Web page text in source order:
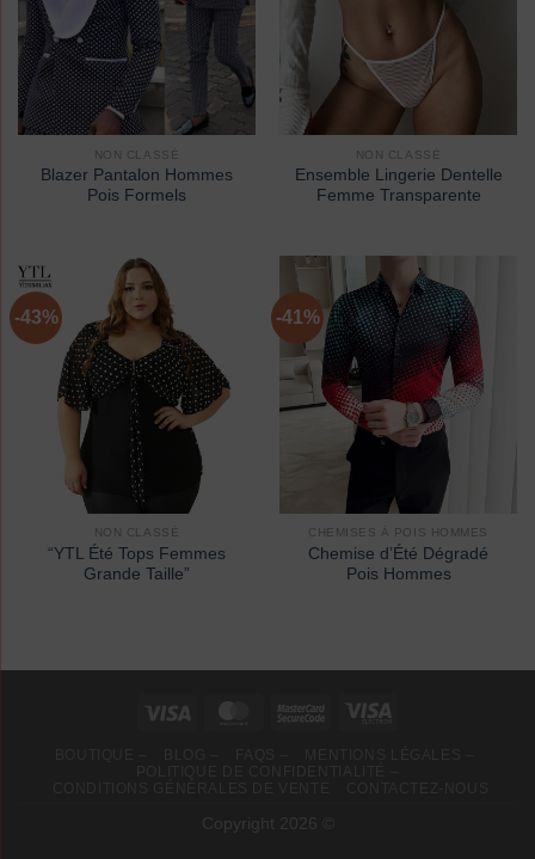
NON CLASSÉ
Blazer Pantalon Hommes
Pois Formels
NON CLASSÉ
Ensemble Lingerie Dentelle
Femme Transparente
-43%
NON CLASSÉ
“YTL Été Tops Femmes
Grande Taille”
-41%
CHEMISES À POIS HOMMES
Chemise d’Été Dégradé
Pois Hommes
Copyright 2026 ©